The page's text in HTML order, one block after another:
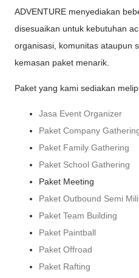
ADVENTURE menyediakan
disesuaikan untuk kebutuhan
organisasi, komunitas ataupun
kemasan paket menarik.
Paket yang kami sediakan
Jasa Event Organizer
Paket Company
Paket Family Gathering
Paket School Gathering
Paket Meeting
Paket Outbound Semi
Paket Team Building
Paket Paintball
Paket Offroad
Paket Rafting